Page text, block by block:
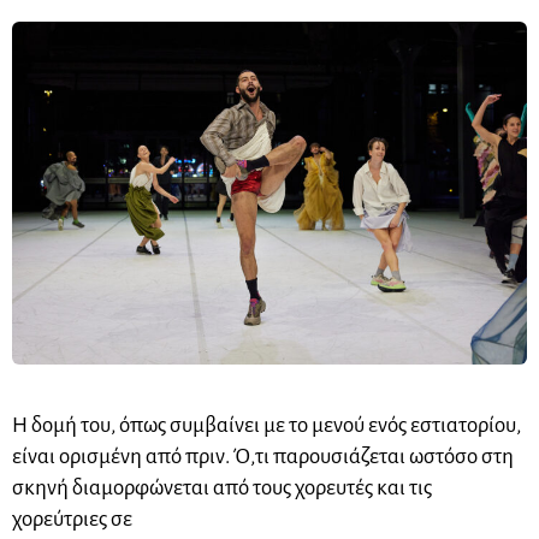
Η δομή του, όπως συμβαίνει με το μενού ενός εστιατορίου,
είναι ορισμένη από πριν. Ό,τι παρουσιάζεται ωστόσο στη
σκηνή διαμορφώνεται από τους χορευτές και τις
χορεύτριες σε